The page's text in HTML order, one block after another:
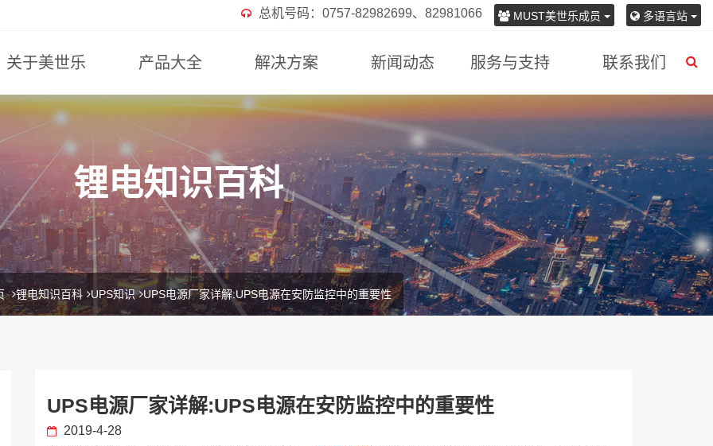
多语言站
MUST美世乐成员
总机号码：0757-82982699、82981066
关于美世乐 产品大全 解决方案 新闻动态 服务与支持 联系我们
锂电知识百科
锂电知识百科 UPS知识 UPS电源厂家详解:UPS电源在安防监控中的重要性
UPS电源厂家详解:UPS电源在安防监控中的重要性
2019-4-28